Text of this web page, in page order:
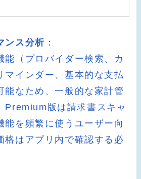
ンス分析 ：
能（プロバイダー検索、カ
マインダー、基本的な支払
能なため、一般的な家計管
Premium版は請求書スキャ
能を頻繁に使うユーザー向
格はアプリ内で確認する必